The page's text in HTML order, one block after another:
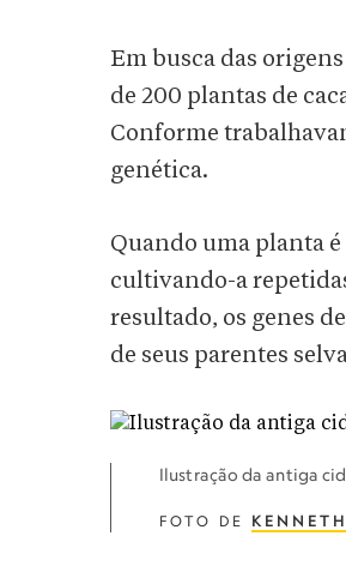
Em busca das
de 200 plantas de
Conforme
genética.
Quando uma planta é
cultivando-a
resultado, os genes
de seus parentes
Ilustração da antiga
FOTO DE